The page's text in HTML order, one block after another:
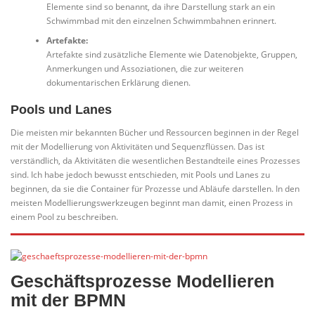
Elemente sind so benannt, da ihre Darstellung stark an ein
Schwimmbad mit den einzelnen Schwimmbahnen erinnert.
Artefakte:
Artefakte sind zusätzliche Elemente wie Datenobjekte, Gruppen,
Anmerkungen und Assoziationen, die zur weiteren
dokumentarischen Erklärung dienen.
Pools und Lanes
Die meisten mir bekannten Bücher und Ressourcen beginnen in der Regel
mit der Modellierung von Aktivitäten und Sequenzflüssen. Das ist
verständlich, da Aktivitäten die wesentlichen Bestandteile eines Prozesses
sind. Ich habe jedoch bewusst entschieden, mit Pools und Lanes zu
beginnen, da sie die Container für Prozesse und Abläufe darstellen. In den
meisten Modellierungswerkzeugen beginnt man damit, einen Prozess in
einem Pool zu beschreiben.
Geschäftsprozesse Modellieren
mit der BPMN